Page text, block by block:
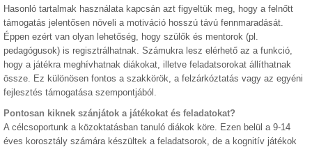
Hasonló tartalmak használata kapcsán azt figyeltük meg, hogy a felnőtt
támogatás jelentősen növeli a motiváció hosszú távú fennmaradását.
Éppen ezért van olyan lehetőség, hogy szülők és mentorok (pl.
pedagógusok) is regisztrálhatnak. Számukra lesz elérhető az a funkció,
hogy a játékra meghívhatnak diákokat, illetve feladatsorokat állíthatnak
össze. Ez különösen fontos a szakkörök, a felzárkóztatás vagy az egyéni
fejlesztés támogatása szempontjából.
Pontosan kiknek szánjátok a játékokat és feladatokat?
A célcsoportunk a közoktatásban tanuló diákok köre. Ezen belül a 9-14
éves korosztály számára készültek a feladatsorok, de a kognitív játékok